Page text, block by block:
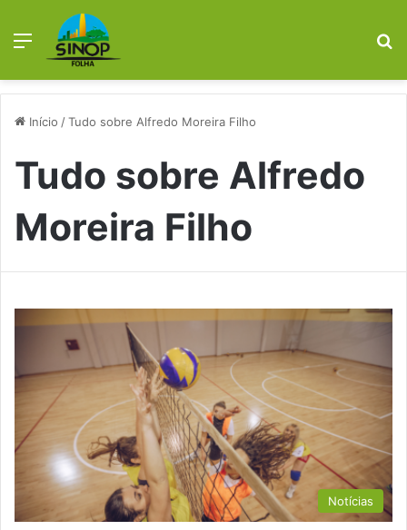
Menu
Início /Tudo sobre Alfredo Moreira Filho
Tudo sobre Alfredo
Moreira Filho
Notícias